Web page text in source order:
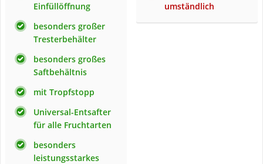
Einfüllöffnung
besonders großer
Tresterbehälter
besonders großes
Saftbehältnis
mit Tropfstopp
Universal-Entsafter
für alle Fruchtarten
besonders
leistungsstarkes
umständlich